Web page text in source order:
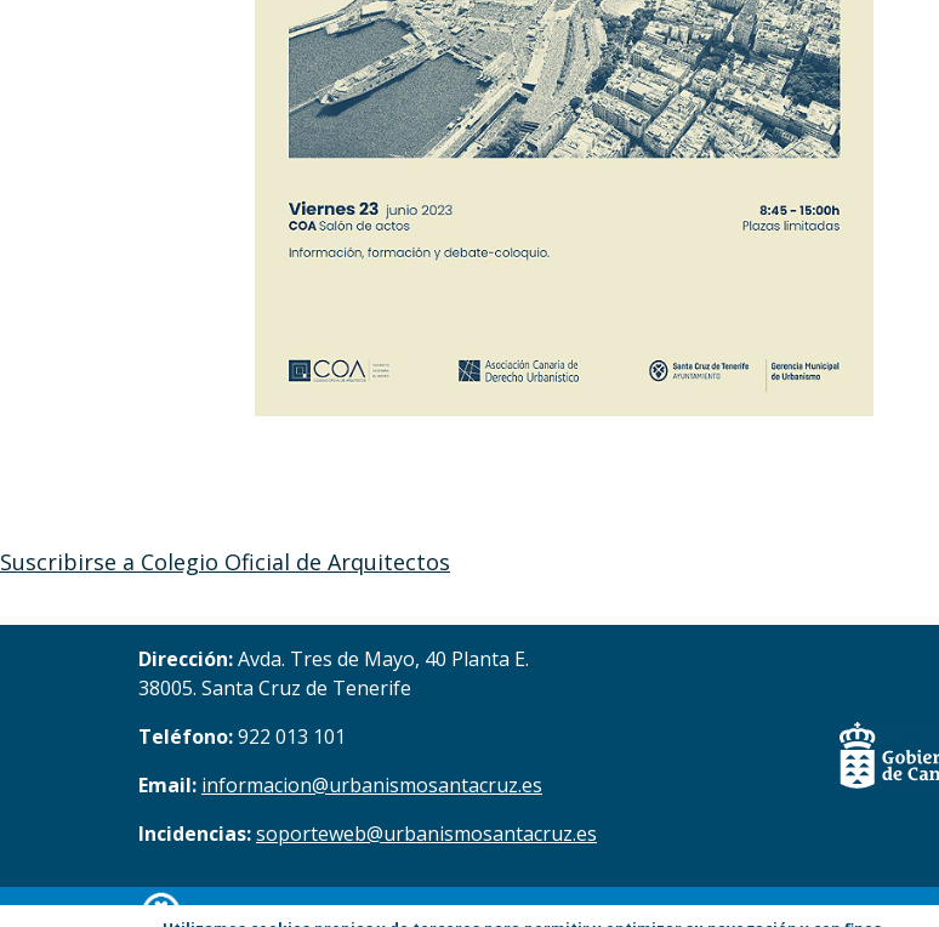
Suscribirse a Colegio Oficial de Arquitectos
Dirección:Avda. Tres de Mayo, 40 Planta E.
38005. Santa Cruz de Tenerife
Teléfono:922 013 101
Email: informacion@urbanismosantacruz.es
Incidencias:soporteweb@urbanismosantacruz.es
© Copyright 2017. Todos los derechos